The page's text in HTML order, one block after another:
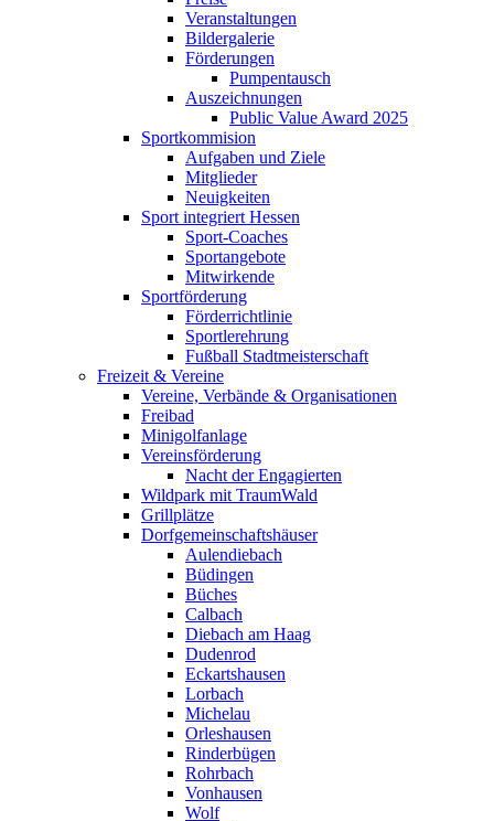
Veranstaltungen
Bildergalerie
Förderungen
Pumpentausch
Auszeichnungen
Public Value Award 2025
Sportkommision
Aufgaben und Ziele
Mitglieder
Neuigkeiten
Sport integriert Hessen
Sport-Coaches
Sportangebote
Mitwirkende
Sportförderung
Förderrichtlinie
Sportlerehrung
Fußball Stadtmeisterschaft
Freizeit & Vereine
Vereine, Verbände & Organisationen
Freibad
Minigolfanlage
Vereinsförderung
Nacht der Engagierten
Wildpark mit TraumWald
Grillplätze
Dorfgemeinschaftshäuser
Aulendiebach
Büdingen
Büches
Calbach
Diebach am Haag
Dudenrod
Eckartshausen
Lorbach
Michelau
Orleshausen
Rinderbügen
Rohrbach
Vonhausen
Wolf